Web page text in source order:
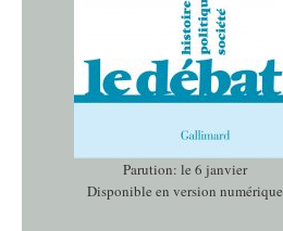
Parution: le 6 janvier
Disponible en version numérique